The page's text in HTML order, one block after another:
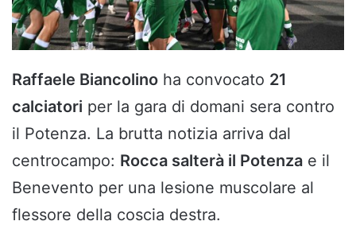
Raffaele Biancolino ha convocato 21
calciatori per la gara di domani sera contro
il Potenza. La brutta notizia arriva dal
centrocampo: Rocca salterà il Potenza e il
Benevento per una lesione muscolare al
flessore della coscia destra.